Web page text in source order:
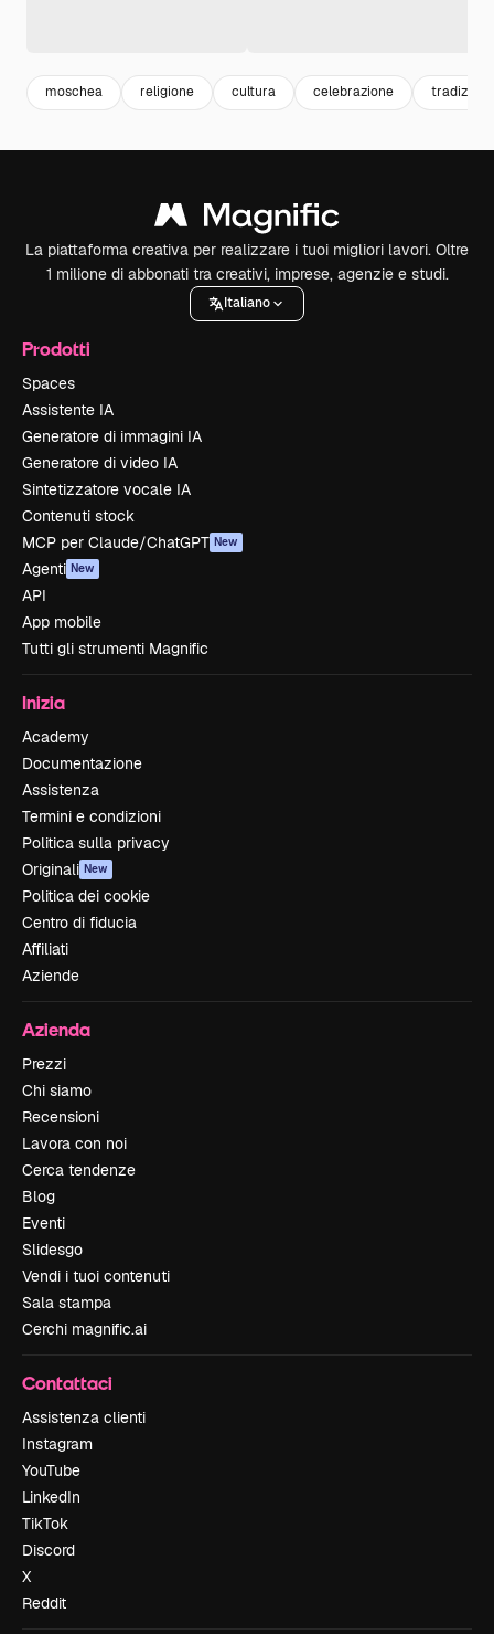
moschea religione cultura celebrazione
La piattaforma creativa per realizzare i tuoi migliori lavori. Oltre
1 milione di abbonati tra creativi, imprese, agenzie e studi.
Italiano
Prodotti
Spaces
Assistente IA
Generatore di immagini IA
Generatore di video IA
Sintetizzatore vocale IA
Contenuti stock
MCP per Claude/ChatGPT New
Agenti New
API
App mobile
Tutti gli strumenti Magnific
Inizia
Academy
Documentazione
Assistenza
Termini e condizioni
Politica sulla privacy
Originali New
Politica dei cookie
Centro di fiducia
Affiliati
Aziende
Azienda
Prezzi
Chi siamo
Recensioni
Lavora con noi
Cerca tendenze
Blog
Eventi
Slidesgo
Vendi i tuoi contenuti
Sala stampa
Cerchi magnific.ai
Contattaci
Assistenza clienti
Instagram
YouTube
LinkedIn
TikTok
Discord
X
Reddit